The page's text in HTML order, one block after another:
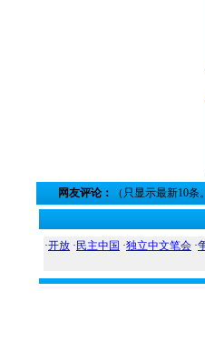
网友评论： （只显示最新10
·开放 · 民主中国 ·独立中文笔会 ·